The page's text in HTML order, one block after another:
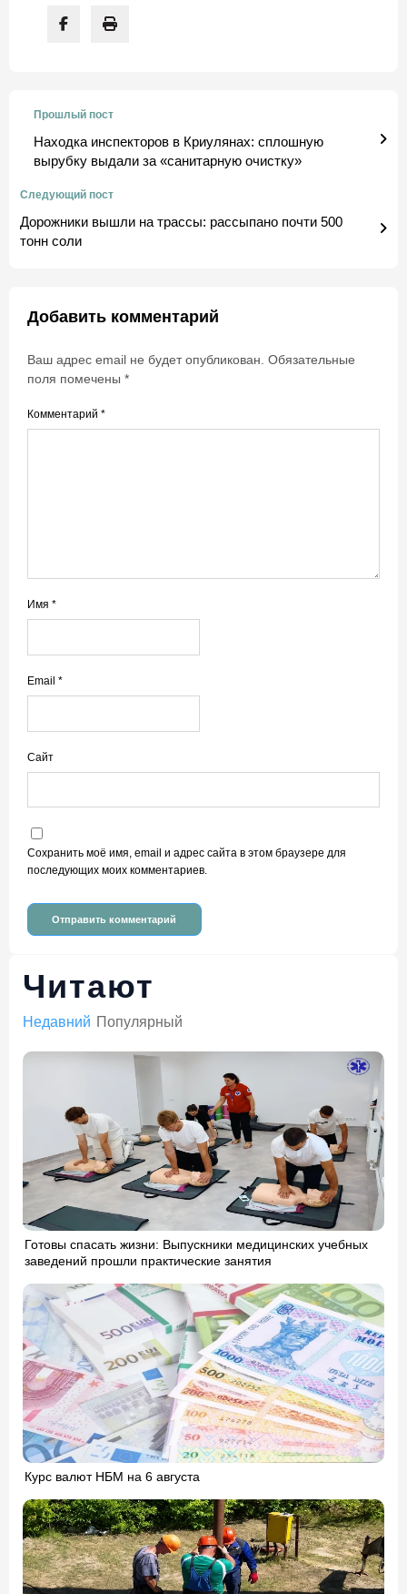
Прошлый пост
Находка инспекторов в Криулянах: сплошную
вырубку выдали за «санитарную очистку»
Следующий пост
Дорожники вышли на трассы: рассыпано почти 500
тонн соли
Добавить комментарий
Ваш адрес email не будет опубликован. Обязательные
поля помечены *
Комментарий *
Имя *
Email *
Сайт
Сохранить моё имя, email и адрес сайта в этом браузере для
последующих моих комментариев.
Читают
Недавний Популярный
Готовы спасать жизни: Выпускники медицинских учебных
заведений прошли практические занятия
Курс валют НБМ на 6 августа